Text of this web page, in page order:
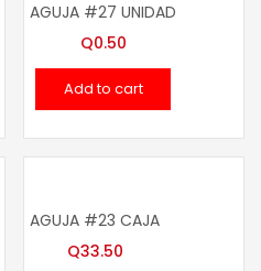
AGUJA #27 UNIDAD
Q0.50
Add to cart
AGUJA #23 CAJA
Q33.50